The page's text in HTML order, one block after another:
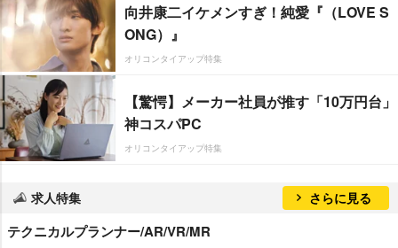
向井康二イケメンすぎ！純愛『（LOVE S
ONG）』
オリコンタイアップ特集
【驚愕】メーカー社員が推す「10万円台」
神コスパPC
オリコンタイアップ特集
求人特集 さらに見る
テクニカルプランナー/AR/VR/MR